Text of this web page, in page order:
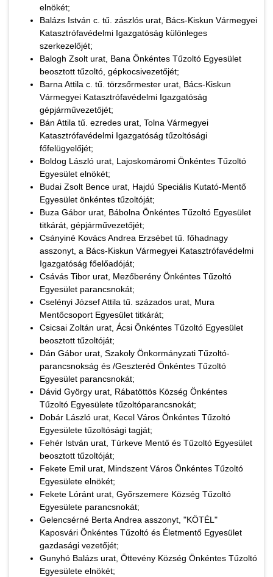
elnökét;
Balázs István c. tű. zászlós urat, Bács-Kiskun Vármegyei
Katasztrófavédelmi Igazgatóság különleges
szerkezelőjét;
Balogh Zsolt urat, Bana Önkéntes Tűzoltó Egyesület
beosztott tűzoltó, gépkocsivezetőjét;
Barna Attila c. tű. törzsőrmester urat, Bács-Kiskun
Vármegyei Katasztrófavédelmi Igazgatóság
gépjárművezetőjét;
Bán Attila tű. ezredes urat, Tolna Vármegyei
Katasztrófavédelmi Igazgatóság tűzoltósági
főfelügyelőjét;
Boldog László urat, Lajoskomáromi Önkéntes Tűzoltó
Egyesület elnökét;
Budai Zsolt Bence urat, Hajdú Speciális Kutató-Mentő
Egyesület önkéntes tűzoltóját;
Buza Gábor urat, Bábolna Önkéntes Tűzoltó Egyesület
titkárát, gépjárművezetőjét;
Csányiné Kovács Andrea Erzsébet tű. főhadnagy
asszonyt, a Bács-Kiskun Vármegyei Katasztrófavédelmi
Igazgatóság főelőadóját;
Csávás Tibor urat, Mezőberény Önkéntes Tűzoltó
Egyesület parancsnokát;
Cselényi József Attila tű. százados urat, Mura
Mentőcsoport Egyesület titkárát;
Csicsai Zoltán urat, Ácsi Önkéntes Tűzoltó Egyesület
beosztott tűzoltóját;
Dán Gábor urat, Szakoly Önkormányzati Tűzoltó-
parancsnokság és /Geszteréd Önkéntes Tűzoltó
Egyesület parancsnokát;
Dávid György urat, Rábatöttös Község Önkéntes
Tűzoltó Egyesülete tűzoltóparancsnokát;
Dobár László urat, Kecel Város Önkéntes Tűzoltó
Egyesülete tűzoltósági tagját;
Fehér István urat, Túrkeve Mentő és Tűzoltó Egyesület
beosztott tűzoltóját;
Fekete Emil urat, Mindszent Város Önkéntes Tűzoltó
Egyesülete elnökét;
Fekete Lóránt urat, Győrszemere Község Tűzoltó
Egyesülete parancsnokát;
Gelencsérné Berta Andrea asszonyt, "KÖTÉL"
Kaposvári Önkéntes Tűzoltó és Életmentő Egyesület
gazdasági vezetőjét;
Gunyhó Balázs urat, Öttevény Község Önkéntes Tűzoltó
Egyesülete elnökét;